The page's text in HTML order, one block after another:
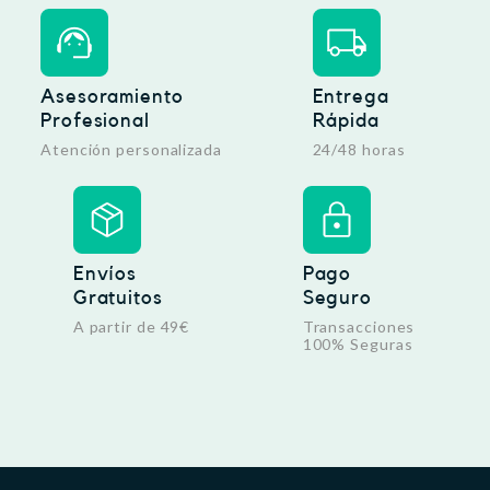
Asesoramiento
Profesional
Atención personalizada
Entrega
Rápida
24/48 horas
Envíos
Gratuitos
A partir de 49€
Pago
Seguro
Transacciones
100% Seguras